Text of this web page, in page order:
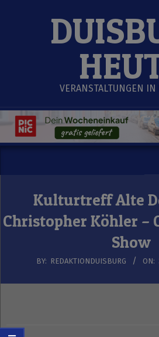
VERANSTALTUNGEN IN
Kulturtreff Alte
Christopher Köhler –
Show
BY: REDAKTIONDUISBURG ON: